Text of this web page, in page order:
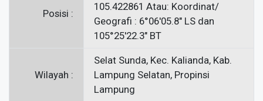
Posisi :
105.422861 Atau: Koordinat/
Geografi : 6°06'05.8" LS dan
105°25'22.3" BT
Wilayah :
Selat Sunda, Kec. Kalianda, Kab.
Lampung Selatan, Propinsi
Lampung